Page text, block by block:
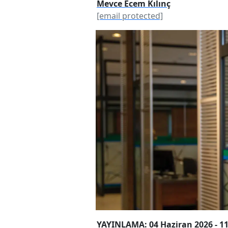
Mevce Ecem Kılınç
[email protected]
YAYINLAMA: 04 Haziran 2026 -